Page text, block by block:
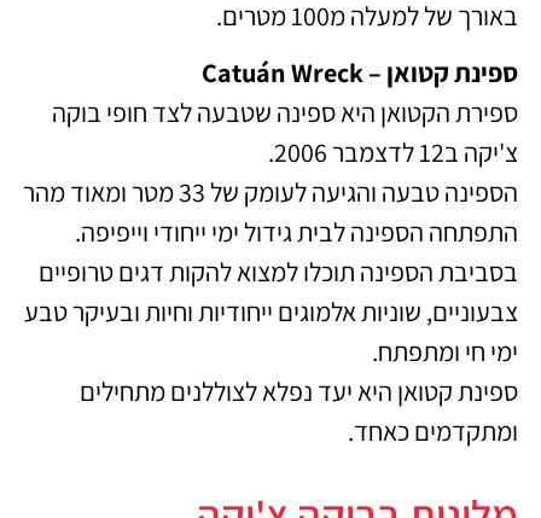
באורך של למעלה מ100 מטרים.
ספינת קטואן – Catuán Wreck
ספירת הקטואן היא ספינה שטבעה לצד חופי בוקה
צ'יקה ב12 לדצמבר 2006.
הספינה טבעה והגיעה לעומק של 33 מטר ומאוד מהר
התפתחה הספינה לבית גידול ימי ייחודי וייפיפה.
בסביבת הספינה תוכלו למצוא להקות דגים טרופיים
צבעוניים, שוניות אלמוגים ייחודיות וחיות ובעיקר טבע
ימי חי ומתפתח.
ספינת קטואן היא יעד נפלא לצוללנים מתחילים
ומתקדמים כאחד.